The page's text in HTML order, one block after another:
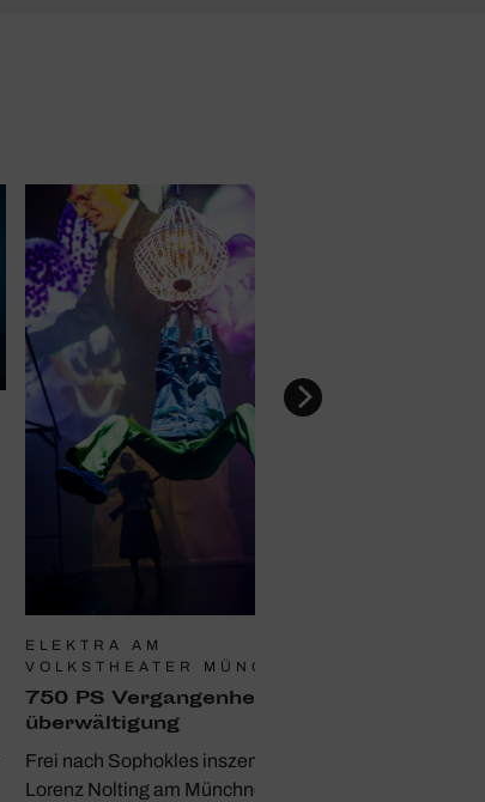
ELEKTRA AM
VOLKSTHEATER MÜNCHEN
750 PS Vergan­gen­heits­
über­wäl­ti­gung
Frei nach Sophokles inszeniert
Lorenz Nolting am Münchner